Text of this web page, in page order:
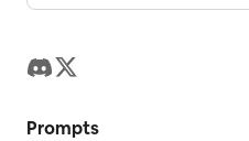
Prompts